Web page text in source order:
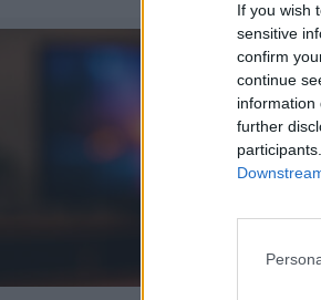
If you wish
sensitive
confirm
continue
information
further